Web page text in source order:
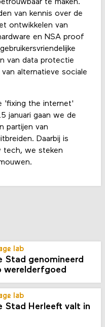
te maken.
van kennis over de
ontwikkelen van
en NSA proof
van data protectie
alternatieve sociale
'fixing the internet'
januari gaan we de
partijen van
Daarbij is
tech, we steken
lab
Stad genomineerd
werelderfgoed
lab
Stad Herleeft valt in